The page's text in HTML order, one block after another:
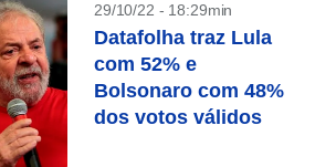
29/10/22 - 18:29min
Datafolha traz Lula
com 52% e
Bolsonaro com 48%
dos votos válidos